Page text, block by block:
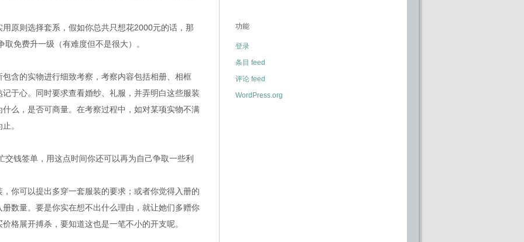
则选择套系，假如你总共只想花2000元的话，那
免费升一级（有难度但不是很大）。
的实物进行细致考察，考察内容包括相册、相框
心。同时要求查看婚纱、礼服，并弄明白这些服装
么，是否可商量。在考察过程中，如对某项实物不满
。
签单，用这点时间你还可以再为自己争取一些利
可以提出多穿一套服装的要求；或者你觉得入册的
数量。要是你实在想不出什么理由，就让她们多赠你
格展开搏杀，要知道这也是一笔不小的开支呢。
功能
登录
条目 feed
评论 feed
WordPress.org